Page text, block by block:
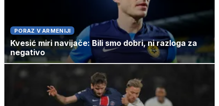
PORAZ V ARMENIJI
Kvesić miri navijače: Bili smo dobri, ni razloga za
negativo